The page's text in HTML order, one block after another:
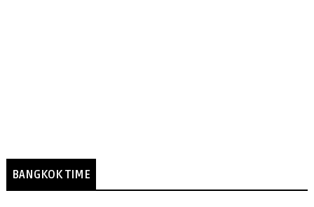
BANGKOK TIME